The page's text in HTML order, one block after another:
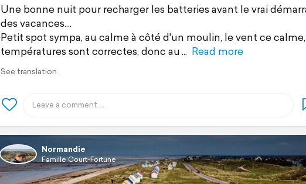
Une bonne nuit pour recharger les batteries avant le vrai
des vacances....
Petit spot sympa, au calme à côté d'un moulin, le vent ce
températures sont correctes, donc au
Read more
See translation
Normandie
Famille Court-Fortune